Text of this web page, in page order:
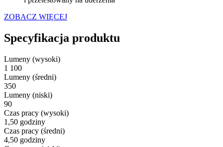
ZOBACZ WIĘCEJ
Specyfikacja produktu
Lumeny (wysoki)
1 100
Lumeny (średni)
350
Lumeny (niski)
90
Czas pracy (wysoki)
1,50 godziny
Czas pracy (średni)
4,50 godziny